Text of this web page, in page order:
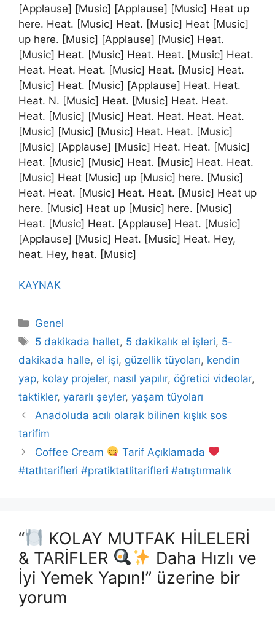
[Applause] [Music] [Applause] [Music] Heat up
here. Heat. [Music] Heat. [Music] Heat [Music]
up here. [Music] [Applause] [Music] Heat.
[Music] Heat. [Music] Heat. Heat. [Music] Heat.
Heat. Heat. Heat. [Music] Heat. [Music] Heat.
[Music] Heat. [Music] [Applause] Heat. Heat.
Heat. N. [Music] Heat. [Music] Heat. Heat.
Heat. [Music] [Music] Heat. Heat. Heat. Heat.
[Music] [Music] [Music] Heat. Heat. [Music]
[Music] [Applause] [Music] Heat. Heat. [Music]
Heat. [Music] [Music] Heat. [Music] Heat. Heat.
[Music] Heat [Music] up [Music] here. [Music]
Heat. Heat. [Music] Heat. Heat. [Music] Heat up
here. [Music] Heat up [Music] here. [Music]
Heat. [Music] Heat. [Applause] Heat. [Music]
[Applause] [Music] Heat. [Music] Heat. Hey,
heat. Hey, heat. [Music]
KAYNAK
Kategoriler
Genel
Etiketler
5 dakikada hallet, 5 dakikalık el işleri, 5-
dakikada halle, el işi, güzellik tüyoları, kendin
yap, kolay projeler, nasıl yapılır, öğretici videolar,
taktikler, yararlı şeyler, yaşam tüyoları
Anadoluda acılı olarak bilinen kışlık sos
tarifim
Coffee Cream
Tarif Açıklamada
#tatlıtarifleri #pratiktatlitarifleri #atıştırmalık
“
KOLAY MUTFAK HİLELERİ
& TARİFLER
Daha Hızlı ve
İyi Yemek Yapın!” üzerine bir
yorum